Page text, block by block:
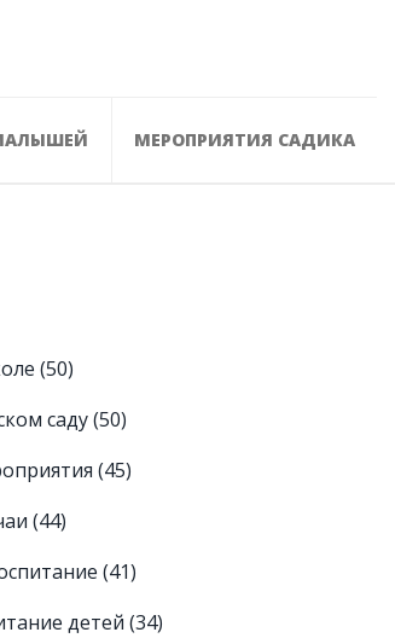
МЕРОПРИЯТИЯ САДИКА
(50)
саду(50)
(45)
(44)
(41)
детей (34)